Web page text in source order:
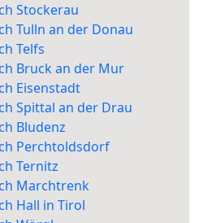
Stockerau
Tulln an der Donau
Telfs
Bruck an der Mur
Eisenstadt
Spittal an der Drau
Bludenz
Perchtoldsdorf
Ternitz
Marchtrenk
Hall in Tirol